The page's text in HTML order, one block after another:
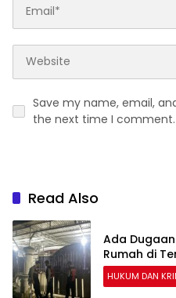
Save my name, email,
the next time I comment.
Read Also
Ada
Rumah di
HUKUM DAN